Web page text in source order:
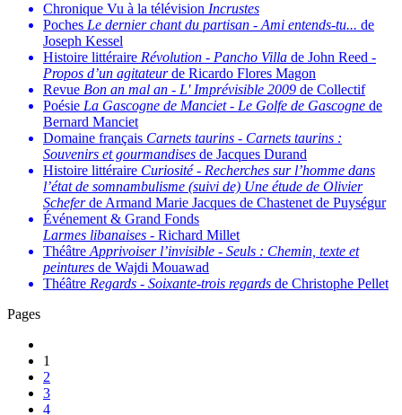
Chronique Vu à la télévision Incrustes
Poches Le dernier chant du partisan -Ami entends-tu... de
Joseph Kessel
Histoire littéraire Révolution - Pancho Villa de John Reed -
Propos d’un agitateurde Ricardo Flores Magon
Revue Bon an mal an - L' Imprévisible 2009 de Collectif
Poésie La Gascogne de Manciet - Le Golfe de Gascogne de
Bernard Manciet
Domaine français Carnets taurins - Carnets taurins :
Souvenirs et gourmandises de Jacques Durand
Histoire littéraire Curiosité - Recherches sur l’homme dans
l’état de somnambulisme (suivi de) Une étude de Olivier
Scheferde Armand Marie Jacques de Chastenet de Puységur
Événement & Grand Fonds
Larmes libanaises - Richard Millet
ThéâtreApprivoiser l’invisible - Seuls : Chemin, texte et
peintures de Wajdi Mouawad
Théâtre Regards - Soixante-trois regards de Christophe Pellet
Pages
1
2
3
4